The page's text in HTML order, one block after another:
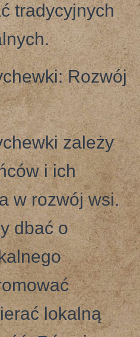
tradycyjnych
Rozwój
zależy
i ich
w rozwój wsi.
dbać o
lokalną